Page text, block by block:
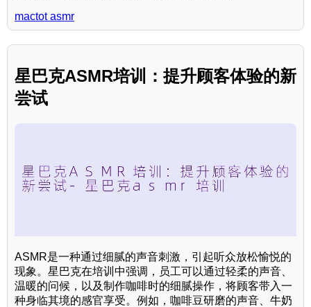
mactot asmr
星巴克ASMR培训：提升顾客体验的新
尝试
ASMR是一种通过细腻的声音刺激，引起听众放松愉悦的
现象。星巴克在培训中强调，员工可以通过轻柔的声音、
温暖的问候，以及制作咖啡时的细腻操作，将顾客带入一
种身临其境的感官享受。例如，咖啡豆研磨的声音、牛奶